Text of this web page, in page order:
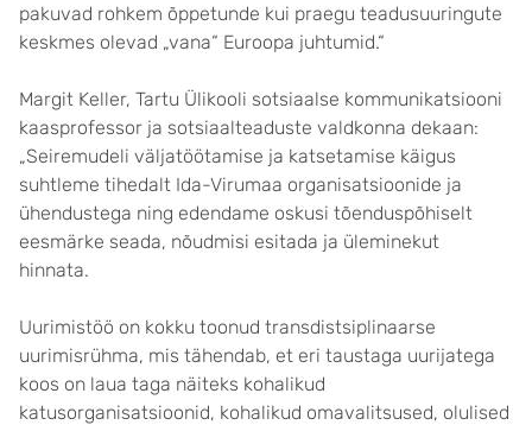
pakuvad rohkem õppetunde kui praegu teadusuuringute
keskmes olevad „vana“ Euroopa juhtumid.“
Margit Keller, Tartu Ülikooli sotsiaalse kommunikatsiooni
kaasprofessor ja sotsiaalteaduste valdkonna dekaan:
„Seiremudeli väljatöötamise ja katsetamise käigus
suhtleme tihedalt Ida-Virumaa organisatsioonide ja
ühendustega ning edendame oskusi tõenduspõhiselt
eesmärke seada, nõudmisi esitada ja üleminekut
hinnata.
Uurimistöö on kokku toonud transdistsiplinaarse
uurimisrühma, mis tähendab, et eri taustaga uurijatega
koos on laua taga näiteks kohalikud
katusorganisatsioonid, kohalikud omavalitsused, olulised